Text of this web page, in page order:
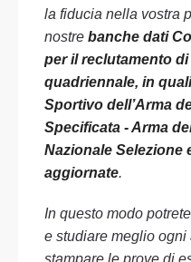
la fiducia nella vostra
nostre banche dati
per il reclutamento
quadriennale, in
Sportivo dell’Arma
Specificata - Arma
Nazionale Selezione
aggiornate.
In questo modo
e studiare meglio ogni
stampare le prove di